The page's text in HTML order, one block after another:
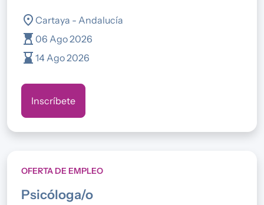
location_on Cartaya - Andalucía
hourglass_top 06 Ago 2026
hourglass_bottom 14 Ago 2026
Inscríbete
OFERTA DE EMPLEO
psicóloga/o